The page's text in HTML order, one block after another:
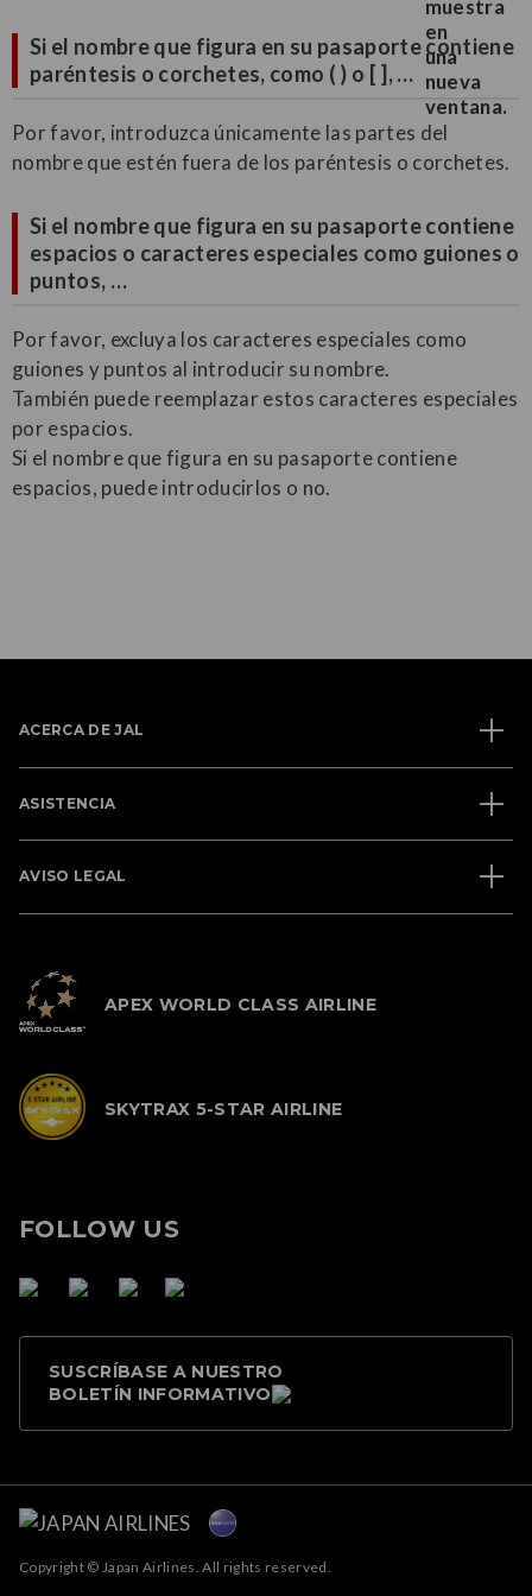
Si el nombre que figura en su pasaporte contiene
paréntesis o corchetes, como ( ) o [ ], …
Por favor, introduzca únicamente las partes del
nombre que estén fuera de los paréntesis o corchetes.
Si el nombre que figura en su pasaporte contiene
espacios o caracteres especiales como guiones o
puntos, …
Por favor, excluya los caracteres especiales como
guiones y puntos al introducir su nombre.
También puede reemplazar estos caracteres especiales
por espacios.
Si el nombre que figura en su pasaporte contiene
espacios, puede introducirlos o no.
ACERCA DE JAL
ASISTENCIA
AVISO LEGAL
APEX WORLD CLASS AIRLINE
SKYTRAX 5-STAR AIRLINE
FOLLOW US
SUSCRÍBASE A NUESTRO
BOLETÍN INFORMATIVO
Copyright © Japan Airlines. All rights reserved.